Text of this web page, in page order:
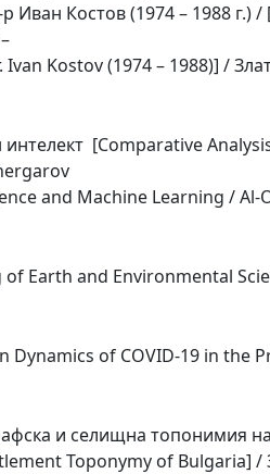
Иван Костов (1974 – 1988 г.)
Kostov (1974 – 1988)] /
интелект [Comparative
and Machine Learning / Al-
Earth and Environmental
of COVID-19 in the
и селищна топонимия
Toponymy of Bulgaria] /